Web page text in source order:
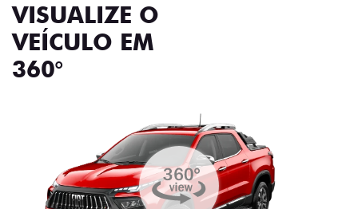
VISUALIZE O
VEÍCULO EM
360°